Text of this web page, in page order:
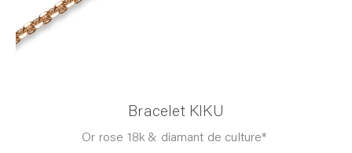
Bracelet KIKU
Or rose 18k & diamant de culture*